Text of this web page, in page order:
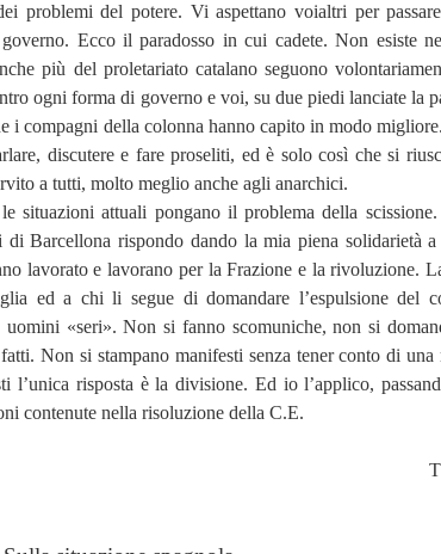
problemi del potere. Vi aspettano voialtri per
Ecco il paradosso in cui cadete. Non esiste
più del proletariato catalano seguono
ogni forma di governo e voi, su due piedi lanciate la
i compagni della colonna hanno capito in modo
discutere e fare proseliti, ed è solo così che si
a tutti, molto meglio anche agli anarchici.
situazioni attuali pongano il problema della
di Barcellona rispondo dando la mia piena solidarietà a
lavorato e lavorano per la Frazione e la rivoluzione.
ed a chi li segue di domandare l’espulsione del
«seri». Non si fanno scomuniche, non si
Non si stampano manifesti senza tener conto di una
l’unica risposta è la divisione. Ed io l’applico,
contenute nella risoluzione della C.E.